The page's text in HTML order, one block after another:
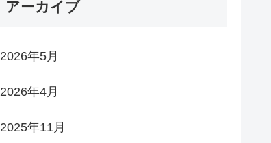
アーカイブ
2026年5月
2026年4月
2025年11月